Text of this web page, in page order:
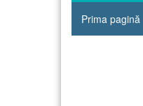
Prima pagină